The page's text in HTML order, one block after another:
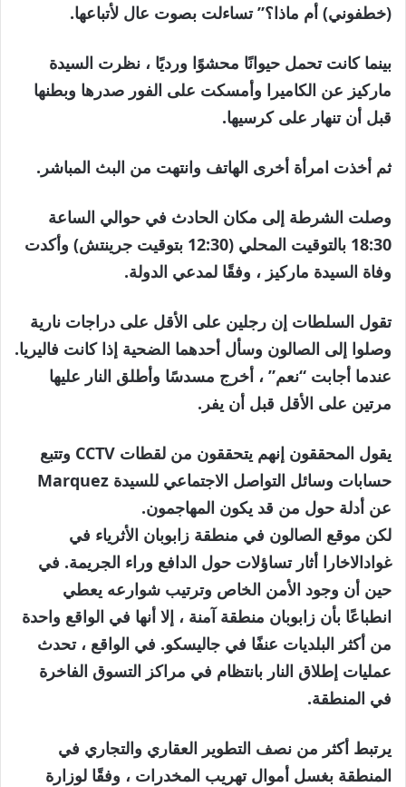
(خطفوني) أم ماذا؟” تساءلت بصوت عال لأتباعها.
بينما كانت تحمل حيوانًا محشوًا ورديًا ، نظرت السيدة
ماركيز عن الكاميرا وأمسكت على الفور صدرها وبطنها
قبل أن تنهار على كرسيها.
ثم أخذت امرأة أخرى الهاتف وانتهت من البث المباشر.
وصلت الشرطة إلى مكان الحادث في حوالي الساعة
18:30 بالتوقيت المحلي (12:30 بتوقيت جرينتش) وأكدت
وفاة السيدة ماركيز ، وفقًا لمدعي الدولة.
تقول السلطات إن رجلين على الأقل على دراجات نارية
وصلوا إلى الصالون وسأل أحدهما الضحية إذا كانت فاليريا.
عندما أجابت “نعم” ، أخرج مسدسًا وأطلق النار عليها
مرتين على الأقل قبل أن يفر.
يقول المحققون إنهم يتحققون من لقطات CCTV وتتبع
حسابات وسائل التواصل الاجتماعي للسيدة Marquez
عن أدلة حول من قد يكون المهاجمون.
لكن موقع الصالون في منطقة زابوبان الأثرياء في
غوادالاخارا أثار تساؤلات حول الدافع وراء الجريمة. في
حين أن وجود الأمن الخاص وترتيب شوارعه يعطي
انطباعًا بأن زابوبان منطقة آمنة ، إلا أنها في الواقع واحدة
من أكثر البلديات عنفًا في جاليسكو. في الواقع ، تحدث
عمليات إطلاق النار بانتظام في مراكز التسوق الفاخرة
في المنطقة.
يرتبط أكثر من نصف التطوير العقاري والتجاري في
المنطقة بغسل أموال تهريب المخدرات ، وفقًا لوزارة